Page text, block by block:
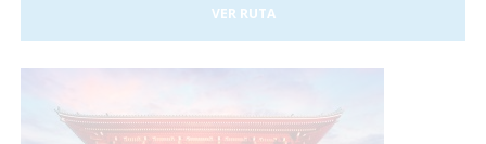
capital de Suecia sino que se la puede considerar como una
de las capitales del mundo, líder en muchos de los campos
y, ¡Vete ya a conocer la fantástica ciudad de Estocolmo!¡No
te defraudará! Y no debes preocuparte por nada, ¡Sólo de
VER RUTA